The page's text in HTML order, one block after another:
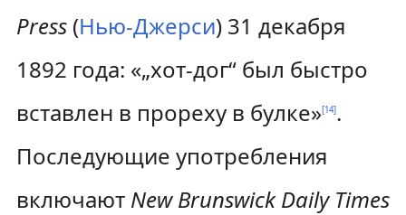
Press(Нью-Джерси) 31 декабря
1892 года: «„хот-дог“ был быстро
вставлен в прореху в булке»[14].
Последующие употребления
включают New Brunswick Daily Times